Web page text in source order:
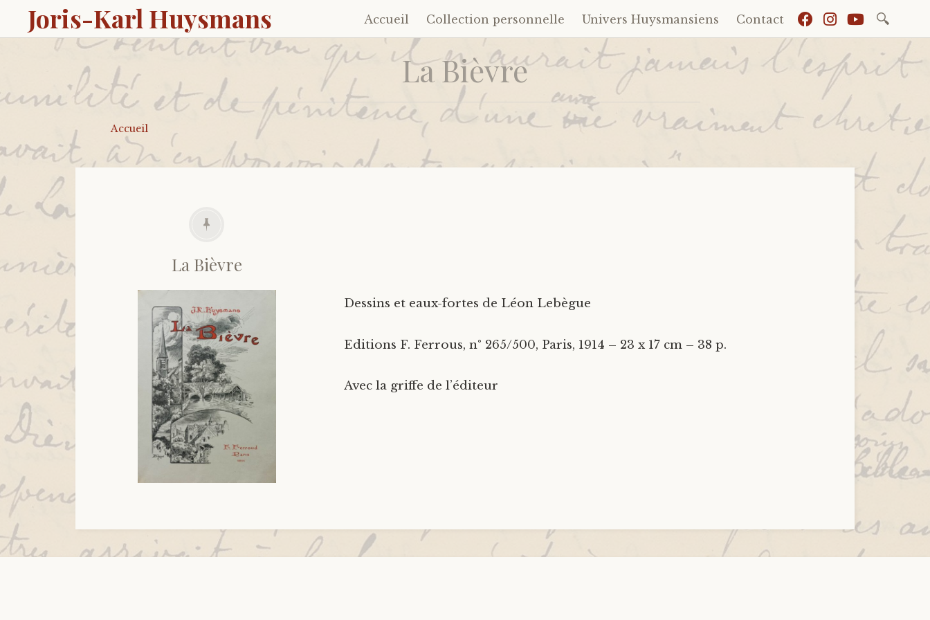
Joris-Karl Huysmans
Accéder
au
contenu
principal
Accueil Collection personnelle Univers Huysmansiens Contact
La Bièvre
Accueil
La Bièvre
Dessins et eaux-fortes de Léon Lebègue
Editions F. Ferrous, n° 265/500, Paris, 1914 – 23 x 17 cm – 38 p.
Avec la griffe de l’éditeur